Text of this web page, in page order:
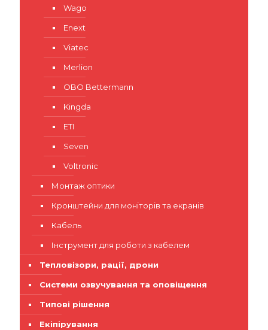
Wago
Enext
Viatec
Merlion
OBO Bettermann
Kingda
ETI
Seven
Voltronic
Монтаж оптики
Кронштейни для моніторів та екранів
Кабель
Інструмент для роботи з кабелем
Тепловізори, рації, дрони
Системи озвучування та оповіщення
Типові рішення
Екіпірування